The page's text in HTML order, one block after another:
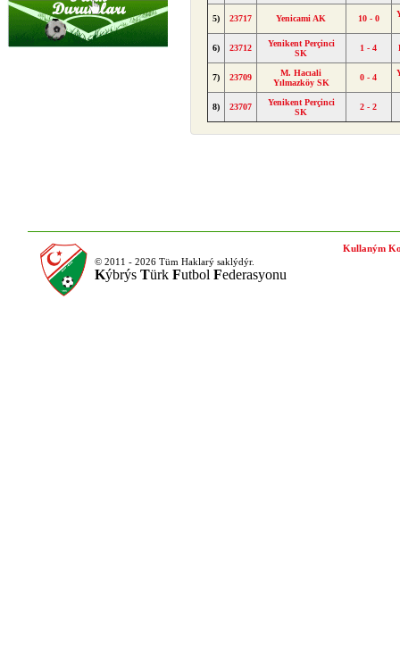
5) 23717 Yenicami AK 10 - 0
6) 23712
Yenikent Perçinci
SK
1 - 4
7) 23709
M. Hacıali
Yılmazköy SK
0 - 4
8) 23707
Yenikent Perçinci
SK
2 - 2
© 2011 - 2026 Tüm Haklarý saklýdýr.
Kýbrýs Türk Futbol Federasyonu
Kullaným